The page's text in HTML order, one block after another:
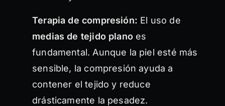
Terapia de compresión: El uso de
medias de tejido planoes
fundamental. Aunque la piel esté más
sensible, la compresión ayuda a
contener el tejido y reduce
drásticamente la pesadez.